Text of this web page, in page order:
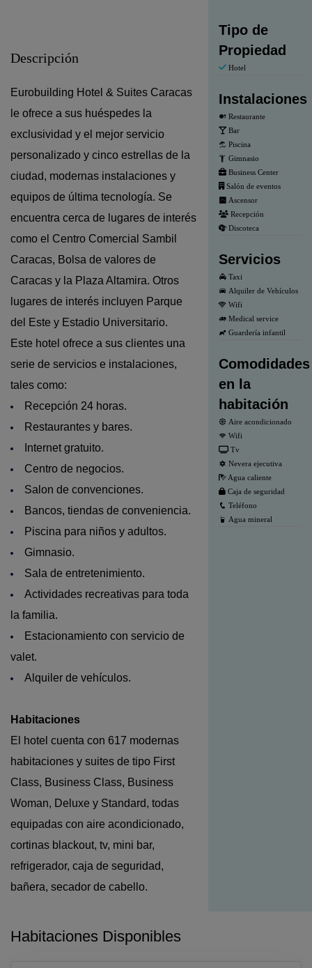
Descripción
Eurobuilding Hotel & Suites Caracas
le ofrece a sus huéspedes la
exclusividad y el mejor servicio
personalizado y cinco estrellas de la
ciudad, modernas instalaciones y
equipos de última tecnología. Se
encuentra cerca de lugares de interés
como el Centro Comercial Sambil
Caracas, Bolsa de valores de
Caracas y la Plaza Altamira. Otros
lugares de interés incluyen Parque
del Este y Estadio Universitario.
Este hotel ofrece a sus clientes una
serie de servicios e instalaciones,
tales como:
Recepción 24 horas.
Restaurantes y bares.
Internet gratuito.
Centro de negocios.
Salon de convenciones.
Bancos, tiendas de conveniencia.
Piscina para niños y adultos.
Gimnasio.
Sala de entretenimiento.
Actividades recreativas para toda
la familia.
Estacionamiento con servicio de
valet.
Alquiler de vehículos.
Habitaciones
El hotel cuenta con 617 modernas
habitaciones y suites de tipo First
Class, Business Class, Business
Woman, Deluxe y Standard, todas
equipadas con aire acondicionado,
cortinas blackout, tv, mini bar,
refrigerador, caja de seguridad,
bañera, secador de cabello.
Tipo de
Propiedad
Hotel
Instalaciones
Restaurante
Bar
Piscina
Gimnasio
Business Center
Salón de eventos
Ascensor
Recepción
Discoteca
Servicios
Taxi
Alquiler de Vehículos
Wifi
Medical service
Guardería infantil
Comodidades
en la
habitación
Aire acondicionado
Wifi
Tv
Nevera ejecutiva
Agua caliente
Caja de seguridad
Teléfono
Agua mineral
Habitaciones Disponibles